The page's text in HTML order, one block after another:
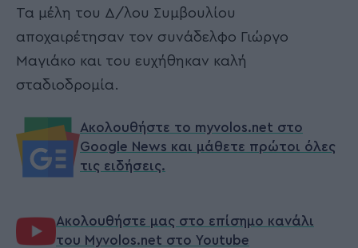
Τα μέλη του Δ/λου Συμβουλίου
αποχαιρέτησαν τον συνάδελφο Γιώργο
Μαγιάκο και του ευχήθηκαν καλή
σταδιοδρομία.
Ακολουθήστε το myvolos.net στο
Google News και μάθετε πρώτοι όλες
τις ειδήσεις.
Ακολουθήστε μας στο επίσημο κανάλι
του Myvolos.net στο Youtube